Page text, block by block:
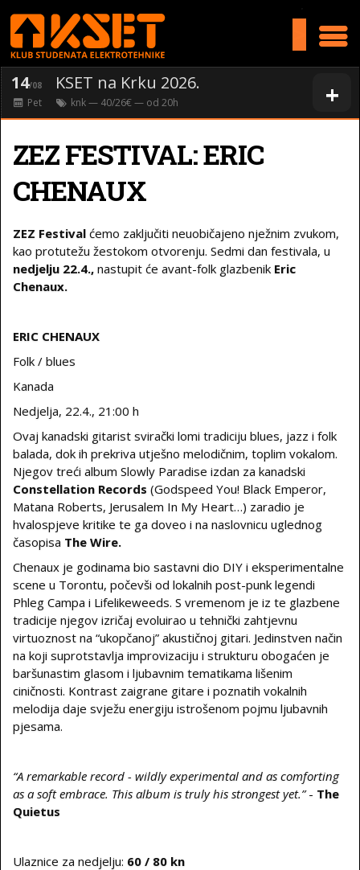
+
14/08 KSET na Krku 2026.
Pet knk— 40/26€ — od 20h
ZEZ FESTIVAL: ERIC
CHENAUX
ZEZ Festival ćemo zaključiti neuobičajeno nježnim zvukom,
kao protutežu žestokom otvorenju. Sedmi dan festivala, u
nedjelju 22.4., nastupit će avant-folk glazbenik Eric
Chenaux.
ERIC CHENAUX
Folk / blues
Kanada
Nedjelja, 22.4., 21:00 h
Ovaj kanadski gitarist svirački lomi tradiciju blues, jazz i folk
balada, dok ih prekriva utješno melodičnim, toplim vokalom.
Njegov treći album Slowly Paradise izdan za kanadski
Constellation Records (Godspeed You! Black Emperor,
Matana Roberts, Jerusalem In My Heart…) zaradio je
hvalospjeve kritike te ga doveo i na naslovnicu uglednog
časopisa The Wire.
Chenaux je godinama bio sastavni dio DIY i eksperimentalne
scene u Torontu, počevši od lokalnih post-punk legendi
Phleg Campa i Lifelikeweeds. S vremenom je iz te glazbene
tradicije njegov izričaj evoluirao u tehnički zahtjevnu
virtuoznost na “ukopčanoj” akustičnoj gitari. Jedinstven način
na koji suprotstavlja improvizaciju i strukturu obogaćen je
baršunastim glasom i ljubavnim tematikama lišenim
ciničnosti. Kontrast zaigrane gitare i poznatih vokalnih
melodija daje svježu energiju istrošenom pojmu ljubavnih
pjesama.
“A remarkable record - wildly experimental and as comforting
as a soft embrace. This album is truly his strongest yet.”- The
Quietus
Ulaznice za nedjelju: 60 / 80 kn